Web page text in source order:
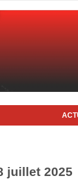
juillet 2025